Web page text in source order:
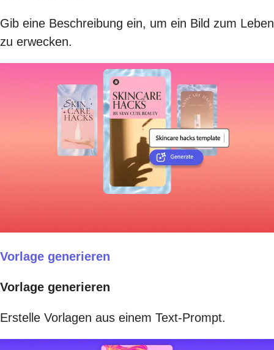
Gib eine Beschreibung ein, um ein Bild zum Leben
zu erwecken.
Vorlage generieren
Vorlage generieren
Erstelle Vorlagen aus einem Text-Prompt.